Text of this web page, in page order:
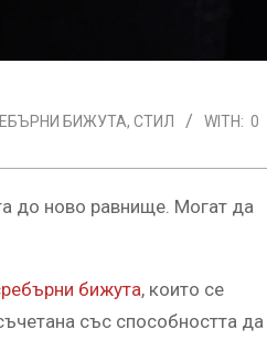
БИЖУТА, СТИЛ WITH: 0
до ново равнище. Могат да
бижута, които се
със способността да